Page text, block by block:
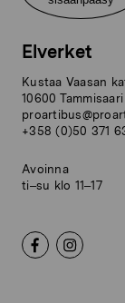
Elverket
Kustaa Vaasan
10600 Tammisaari
+358 (0)50 371
Avoinna
ti–su klo 11–17